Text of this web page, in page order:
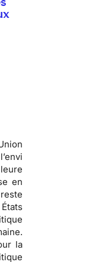
en
.
la